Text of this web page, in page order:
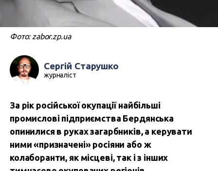
Фото: zabor.zp.ua
Сергій Старушко
журналіст
За рік російської окупації найбільші
промислові підприємства Бердянська
опинилися в руках загарбників, а керувати
ними «призначені» росіяни або ж
колаборанти, як місцеві, так і з інших